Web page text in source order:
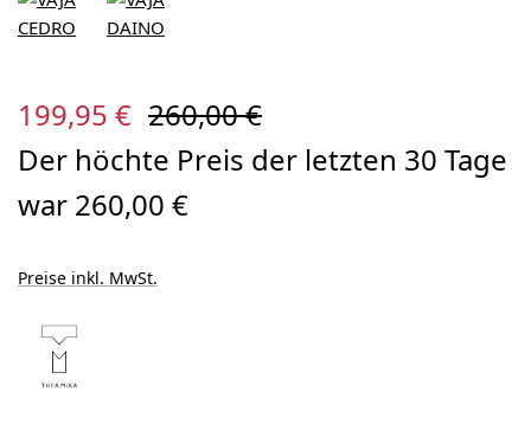
Verkaufspreis:
199,95 € Regulärer Preis:
260,00 €
Der höchte Preis der letzten 30 Tage
war 260,00 €
Preise inkl. MwSt.